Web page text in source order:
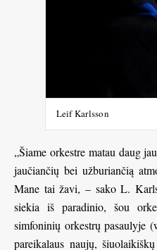
Leif Karlsson
„Šiame orkestre matau daug
jaučiančių bei užburiančią
Mane tai žavi, – sako L.
siekia iš paradinio, šou
simfoninių orkestrų pasaulyje
pareikalaus naujų,